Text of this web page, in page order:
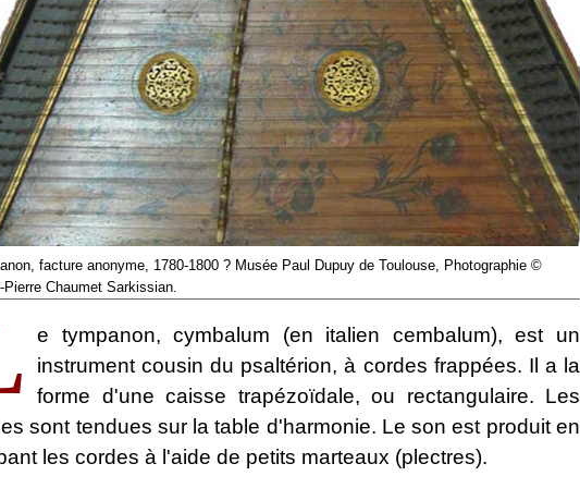
facture anonyme, 1780-1800 ? Musée Paul Dupuy de Toulouse, Photographie ©
Pierre Chaumet Sarkissian.
e tympanon, cymbalum (en italien cembalum), est un
instrument cousin du psaltérion, à cordes frappées. Il a la
forme d'une caisse trapézoïdale, ou rectangulaire. Les
sont tendues sur la table d'harmonie. Le son est produit en
les cordes à l'aide de petits marteaux (plectres).